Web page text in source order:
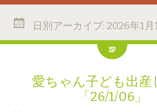
日別アーカイブ: 2026年1月
愛ちゃん子ども出産
「26/1/06」